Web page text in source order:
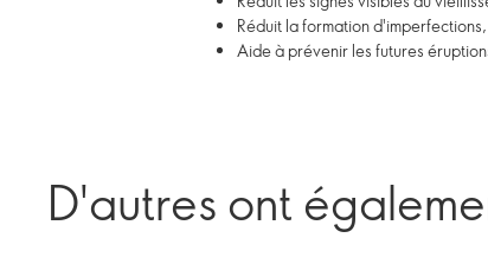
Réduit la formation
Aide à prévenir les futures
D'autres ont